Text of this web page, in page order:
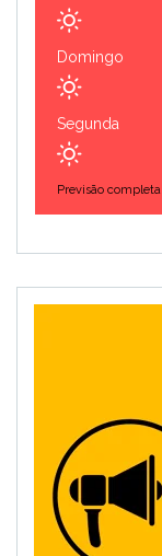
Domingo
Segunda
Previsão completa